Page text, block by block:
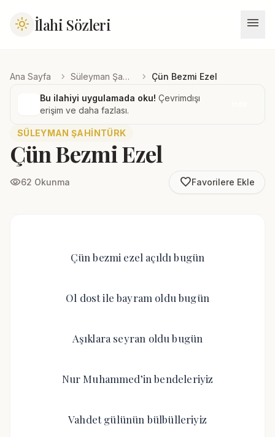
light_mode İlahi Sözleri menu
Ana Sayfa chevron_right Süleyman Şahintürk chevron_right Çün Bezmi Ezel
Bu ilahiyi uygulamada oku! Çevrimdışı
erişim ve daha fazlası.
SÜLEYMAN ŞAHINTÜRK
Çün Bezmi Ezel
visibility62 Okunma favorite_borderFavorilere Ekle
Çün bezmi ezel açıldı bugün
Ol dost ile bayram oldu bugün
Aşıklara seyran oldu bugün
Nur Muhammed’in bendeleriyiz
Vahdet gülünün bülbülleriyiz